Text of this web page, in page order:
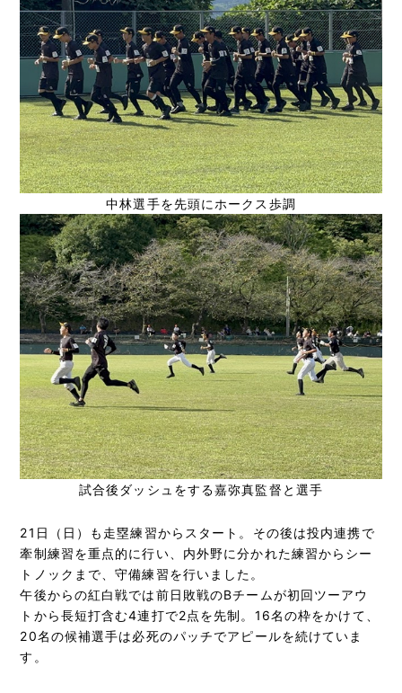
中林選手を先頭にホークス歩調
試合後ダッシュをする嘉弥真監督と選手
21日（日）も走塁練習からスタート。その後は投内連携で
牽制練習を重点的に行い、内外野に分かれた練習からシー
トノックまで、守備練習を行いました。
午後からの紅白戦では前日敗戦のBチームが初回ツーアウ
トから長短打含む4連打で2点を先制。16名の枠をかけて、
20名の候補選手は必死のパッチでアピールを続けていま
す。